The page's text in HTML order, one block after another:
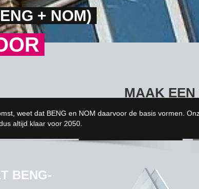
+ NOM)
weet dat BENG en NOM daarvoor de basis vormen.
altijd klaar voor 2050.
MAAK EEN
BENG-